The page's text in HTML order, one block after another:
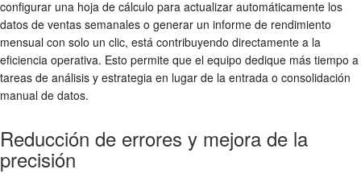
configurar una hoja de cálculo para actualizar automáticamente los
datos de ventas semanales o generar un informe de rendimiento
mensual con solo un clic, está contribuyendo directamente a la
eficiencia operativa. Esto permite que el equipo dedique más tiempo a
tareas de análisis y estrategia en lugar de la entrada o consolidación
manual de datos.
Reducción de errores y mejora de la
precisión